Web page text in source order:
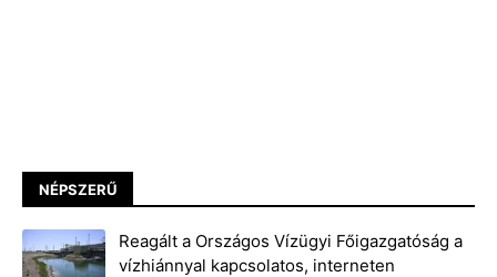
NÉPSZERŰ
Reagált a Országos Vízügyi Főigazgatóság a
vízhiánnyal kapcsolatos, interneten